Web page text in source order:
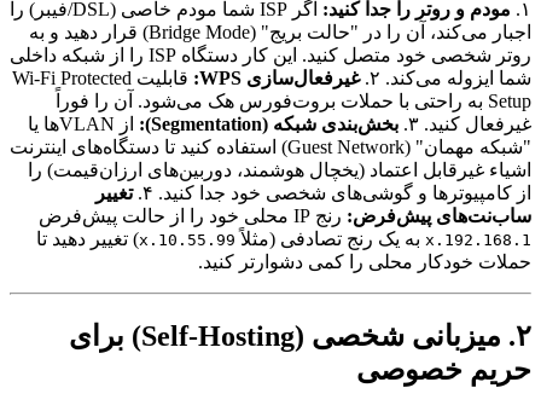
۱. مودم و روتر را جدا کنید:
اگر ISP شما مودم خاصی (DSL/فیبر) را
اجبار می‌کند، آن را در "حالت بریج" (Bridge Mode) قرار دهید و به
روتر شخصی خود متصل کنید. این کار دستگاه ISP را از شبکه داخلی
شما ایزوله می‌کند. ۲.
غیرفعال‌سازی WPS:
قابلیت Wi-Fi Protected
Setup به راحتی با حملات بروت‌فورس هک می‌شود. آن را فوراً
غیرفعال کنید. ۳.
بخش‌بندی شبکه (Segmentation):
از VLANها یا
"شبکه مهمان" (Guest Network) استفاده کنید تا دستگاه‌های اینترنت
اشیاء غیرقابل اعتماد (یخچال هوشمند، دوربین‌های ارزان‌قیمت) را
از کامپیوترها و گوشی‌های شخصی خود جدا کنید. ۴.
تغییر
ساب‌نت‌های پیش‌فرض: رنج IP محلی خود را از حالت پیش‌فرض
192.168.1.x به یک رنج تصادفی (مثلاً 10.55.99.x
) تغییر دهید تا
حملات خودکار محلی را کمی دشوارتر کنید.
۲. میزبانی شخصی (Self-Hosting) برای
حریم خصوصی